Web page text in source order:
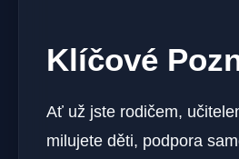
Klíčové
Ať už jste rodičem,
milujete děti, podpora